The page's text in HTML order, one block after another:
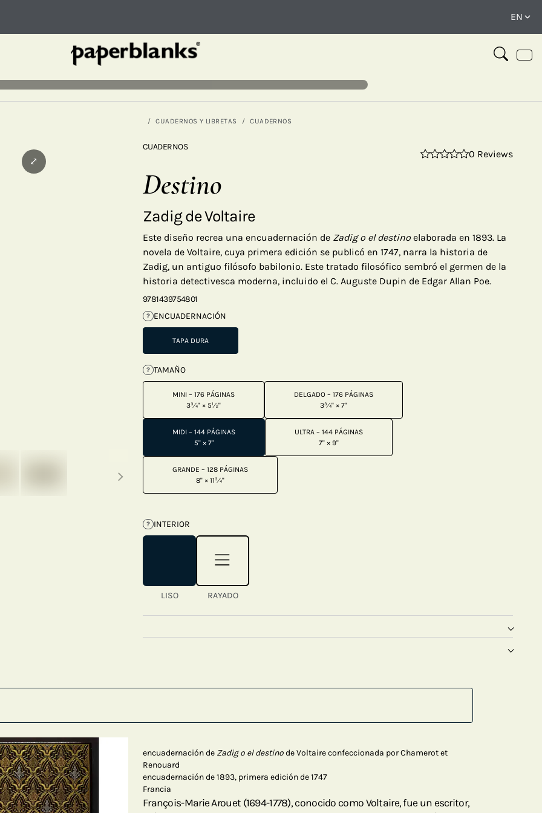
CUADERNOS Y LIBRETAS CUADERNOS
Next thumbnails
⤢
CUADERNOS
0 Reviews
Destino
Zadig de Voltaire
Este diseño recrea una encuadernación de Zadig o el destino elaborada en 1893. La
novela de Voltaire, cuya primera edición se publicó en 1747, narra la historia de
Zadig, un antiguo filósofo babilonio. Este tratado filosófico sembró el germen de la
historia detectivesca moderna, incluido el C. Auguste Dupin de Edgar Allan Poe.
9781439754801
? ENCUADERNACIÓN
TAPA DURA
? TAMAÑO
MINI – 176 PÁGINAS
3¾" × 5½"
DELGADO – 176 PÁGINAS
3¾" × 7"
MIDI – 144 PÁGINAS
5" × 7"
ULTRA – 144 PÁGINAS
7" × 9"
GRANDE – 128 PÁGINAS
8" × 11¾"
? INTERIOR
LISO RAYADO
encuadernación de Zadig o el destinode Voltaire confeccionada por Chamerot et
Renouard
encuadernación de 1893, primera edición de 1747
Francia
François-Marie Arouet (1694-1778), conocido como Voltaire, fue un escritor,